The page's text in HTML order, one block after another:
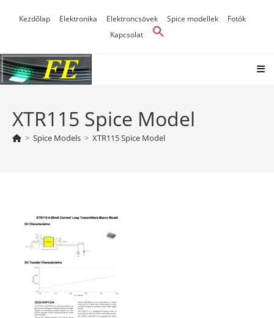
Kezdőlap Elektronika Elektroncsövek Spice modellek
Fotók
Kapcsolat
XTR115 Spice Model
> Spice Models > XTR115 Spice Model